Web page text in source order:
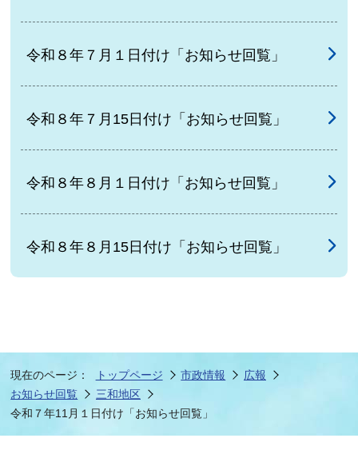
令和８年７月１日付け「お知らせ回覧」
令和８年７月15日付け「お知らせ回覧」
令和８年８月１日付け「お知らせ回覧」
令和８年８月15日付け「お知らせ回覧」
現在のページ： トップページ 市政情報
広報
お知らせ回覧
三和地区
令和７年11月１日付け「お知らせ回覧」